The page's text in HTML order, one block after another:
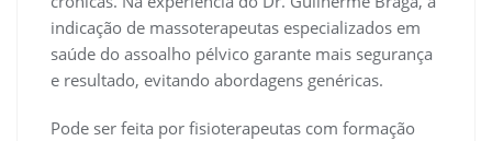
indicação de massoterapeutas especializados em
saúde do assoalho pélvico garante mais segurança
e resultado, evitando abordagens genéricas.
Pode ser feita por fisioterapeutas com formação